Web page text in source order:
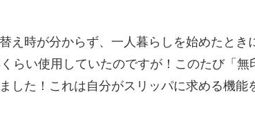
え時が分からず、一人暮らしを始めたとき
らい使用していたのですが！このたび「
した！これは自分がスリッパに求める機